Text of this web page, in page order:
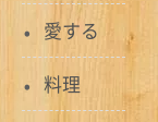
愛する
料理